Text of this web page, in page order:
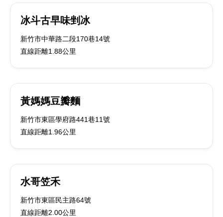
冰斗古早味剉冰
新竹市中華路二段170巷14號
直線距離1.88公里
黃媽媽豆瓣麵
新竹市東區學府路441巷11號
直線距離1.96公里
水哥笠禾
新竹市東區民主路64號
直線距離2.00公里